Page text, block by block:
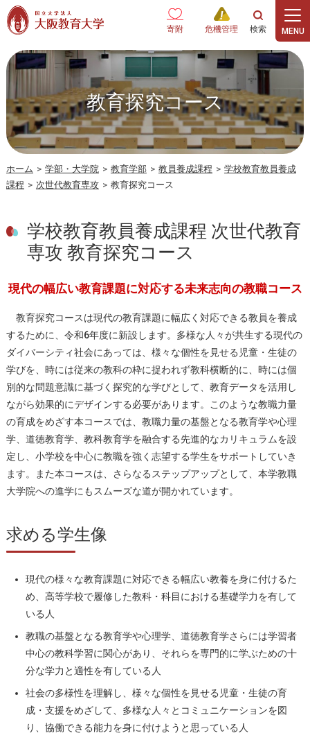
本文へ
寄附 危機管理
教育探究コース
ホーム > 学部・大学院 > 教育学部 > 教員養成課程 > 学校教育教員養成
課程 > 次世代教育専攻 > 教育探究コース
学校教育教員養成課程 次世代教育
専攻 教育探究コース
現代の幅広い教育課題に対応する未来志向の教職コース
教育探究コースは現代の教育課題に幅広く対応できる教員を養成
するために、令和6年度に新設します。多様な人々が共生する現代の
ダイバーシティ社会にあっては、様々な個性を見せる児童・生徒の
学びを、時には従来の教科の枠に捉われず教科横断的に、時には個
別的な問題意識に基づく探究的な学びとして、教育データを活用し
ながら効果的にデザインする必要があります。このような教職力量
の育成をめざす本コースでは、教職力量の基盤となる教育学や心理
学、道徳教育学、教科教育学を融合する先進的なカリキュラムを設
定し、小学校を中心に教職を強く志望する学生をサポートしていき
ます。また本コースは、さらなるステップアップとして、本学教職
大学院への進学にもスムーズな道が開かれています。
求める学生像
現代の様々な教育課題に対応できる幅広い教養を身に付けるた
め、高等学校で履修した教科・科目における基礎学力を有して
いる人
教職の基盤となる教育学や心理学、道徳教育学さらには学習者
中心の教科学習に関心があり、それらを専門的に学ぶための十
分な学力と適性を有している人
社会の多様性を理解し、様々な個性を見せる児童・生徒の育
成・支援をめざして、多様な人々とコミュニケーションを図
り、協働できる能力を身に付けようと思っている人